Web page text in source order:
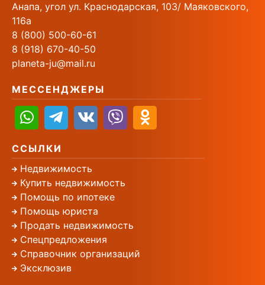
Анапа, угол ул. Краснодарская, 103/ Маяковского,
116а
8 (800) 500-60-61
8 (918) 670-40-50
planeta-ju@mail.ru
МЕССЕНДЖЕРЫ
ССЫЛКИ
Недвижимость
Купить недвижимость
Помощь по ипотеке
Помощь юриста
Продать недвижимость
Спецпредложения
Справочник организаций
Эксклюзив